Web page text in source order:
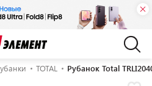
TOTAL Рубанок Total